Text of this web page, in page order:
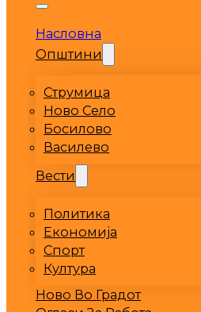
Насловна
Општини
Струмица
Ново Село
Босилово
Василево
Вести
Политика
Економија
Спорт
Култура
Ново Во Градот